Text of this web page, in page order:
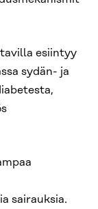
esiintyy
sydän- ja
sairauksia.